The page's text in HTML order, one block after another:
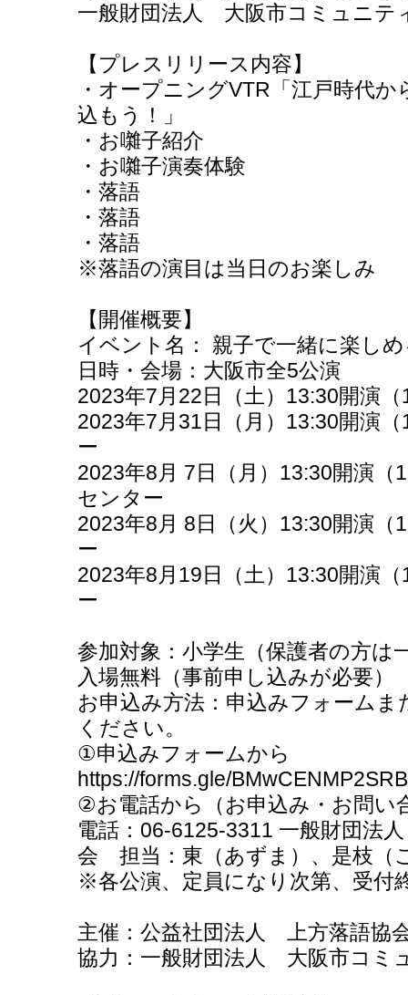
一般財団法人 大阪市コミュニテ
【プレスリリース内容】
・オープニングVTR「江戸時代か
込もう！」
・お囃子紹介
・お囃子演奏体験
・落語
・落語
・落語
※落語の演目は当日のお楽しみ
【開催概要】
イベント名： 親子で一緒に楽し
日時・会場：大阪市全5公演
2023年7月22日（土）13:30開演
2023年7月31日（月）13:30開演
ー
2023年8月 7日（月）13:30開演（
センター
2023年8月 8日（火）13:30開演（
ー
2023年8月19日（土）13:30開演
ー
参加対象：小学生（保護者の方は
入場無料（事前申し込みが必要）
お申込み方法：申込みフォーム
ください。
①申込みフォームから
https://forms.gle/
②お電話から（お申込み・お問い
電話：06-6125-3311 一般財団法
会 担当：東（あずま）、是枝（
※各公演、定員になり次第、受付
主催：公益社団法人 上方落語協
協力：一般財団法人 大阪市コミ